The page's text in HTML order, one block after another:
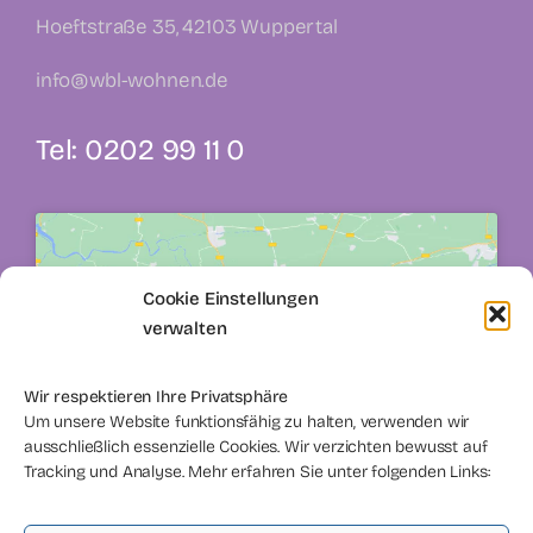
Cookie Einstellungen
verwalten
Wir respektieren Ihre Privatsphäre
Um unsere Website funktionsfähig zu halten, verwenden wir
ausschließlich essenzielle Cookies. Wir verzichten bewusst auf
Tracking und Analyse. Mehr erfahren Sie unter folgenden Links:
Hoeftstraße 35, 42103 Wuppertal
info@wbl-wohnen.de
Tel: 0202 99 11 0
akzeptieren und diesen Inhalt zu aktivieren